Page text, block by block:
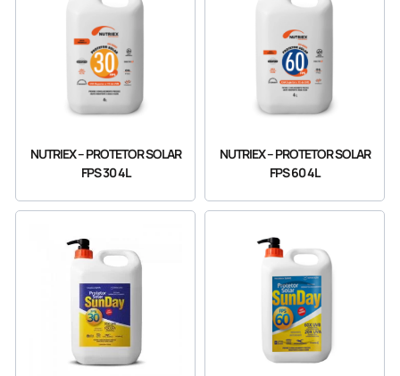
NUTRIEX – PROTETOR SOLAR
FPS 30 4L
NUTRIEX – PROTETOR SOLAR
FPS 60 4L